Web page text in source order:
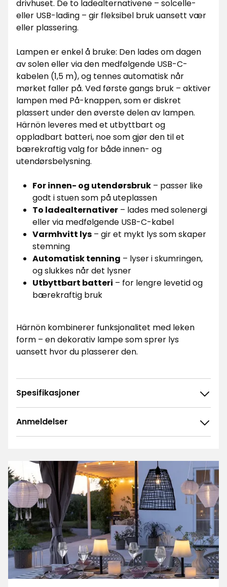
drivhuset. De to ladealternativene – solcelle-
eller USB-lading – gir fleksibel bruk uansett vær
eller plassering.
Lampen er enkel å bruke: Den lades om dagen
av solen eller via den medfølgende USB-C-
kabelen (1,5 m), og tennes automatisk når
mørket faller på. Ved første gangs bruk – aktiver
lampen med På-knappen, som er diskret
plassert under den øverste delen av lampen.
Härnön leveres med et utbyttbart og
oppladbart batteri, noe som gjør den til et
bærekraftig valg for både innen- og
utendørsbelysning.
For innen- og utendørsbruk – passer like
godt i stuen som på uteplassen
To ladealternativer – lades med solenergi
eller via medfølgende USB-C-kabel
Varmhvitt lys – gir et mykt lys som skaper
stemning
Automatisk tenning – lyser i skumringen,
og slukkes når det lysner
Utbyttbart batteri – for lengre levetid og
bærekraftig bruk
Härnön kombinerer funksjonalitet med leken
form – en dekorativ lampe som sprer lys
uansett hvor du plasserer den.
Spesifikasjoner
Anmeldelser
4.8
29 anmeldelser
3 ☆
2 ☆
1 ☆
Sorter etter
Filtrer etter
Anmeldelser (29)
Lars L